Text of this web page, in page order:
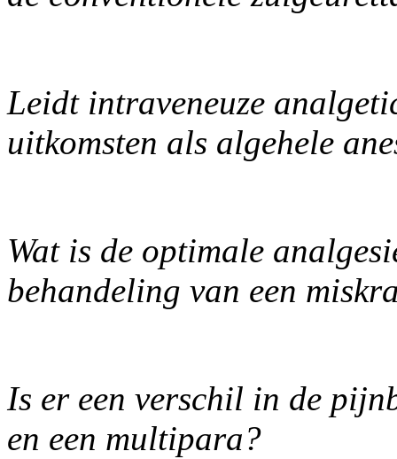
Leidt intraveneuze
uitkomsten als algehele
Wat is de optimale
behandeling van een
Is er een verschil in de
en een multipara?